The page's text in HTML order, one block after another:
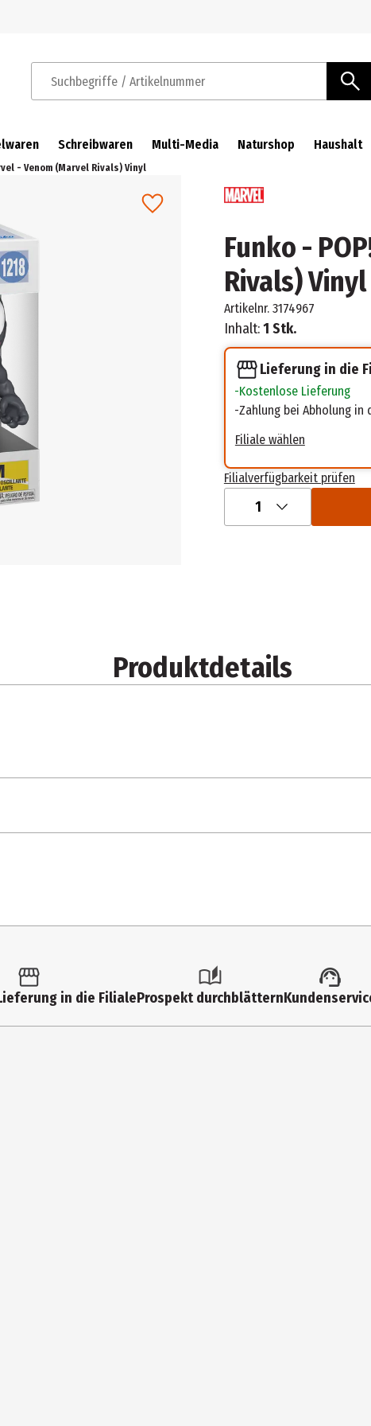
Suchbegriffe / Artikelnummer
Schreibwaren Multi-Media Naturshop Haushalt
- Venom (Marvel Rivals) Vinyl
Funko -
Rivals) Vinyl
Artikelnr. 3174967
Inhalt:1 Stk.
Lieferung in die
Kostenlose Lieferung
Zahlung bei Abholung in
Filiale wählen
Filialverfügbarkeit prüfen
1
Produktdetails
Funko Marvel
in die FilialeProspekt durchblättern